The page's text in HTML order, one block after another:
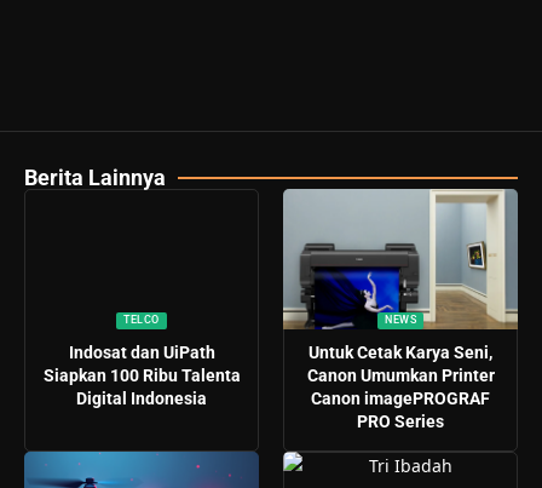
Berita Lainnya
TELCO
Indosat dan UiPath
Siapkan 100 Ribu Talenta
Digital Indonesia
NEWS
Untuk Cetak Karya Seni,
Canon Umumkan Printer
Canon imagePROGRAF
PRO Series